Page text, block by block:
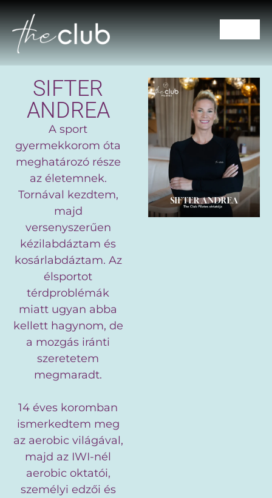
SIFTER
ANDREA
A sport
gyermekkorom óta
meghatározó része
az életemnek.
Tornával kezdtem,
majd
versenyszerűen
kézilabdáztam és
kosárlabdáztam. Az
élsportot
térdproblémák
miatt ugyan abba
kellett hagynom, de
a mozgás iránti
szeretetem
megmaradt.
14 éves koromban
ismerkedtem meg
az aerobic világával,
majd az IWI-nél
aerobic oktatói,
személyi edzői és